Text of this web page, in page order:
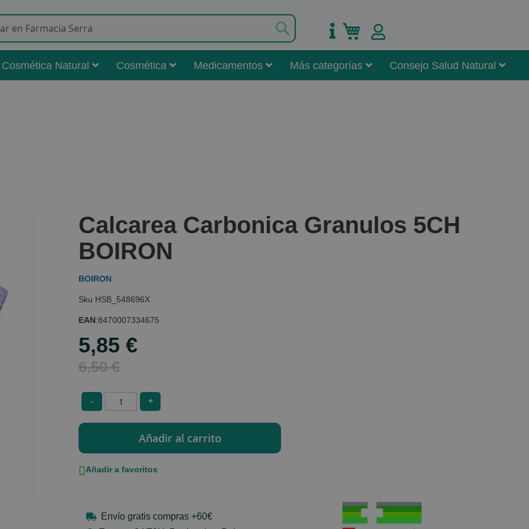
Mi carrito
Cosmética Natural Cosmética Medicamentos Más categorías Consejo Salud Natural
Calcarea Carbonica Granulos 5CH
BOIRON
BOIRON
HSB_548696X
EAN:8470007334675
Special
Price
5,85 €
6,50 €
- +
Añadir a favoritos
Envío gratis compras +60€